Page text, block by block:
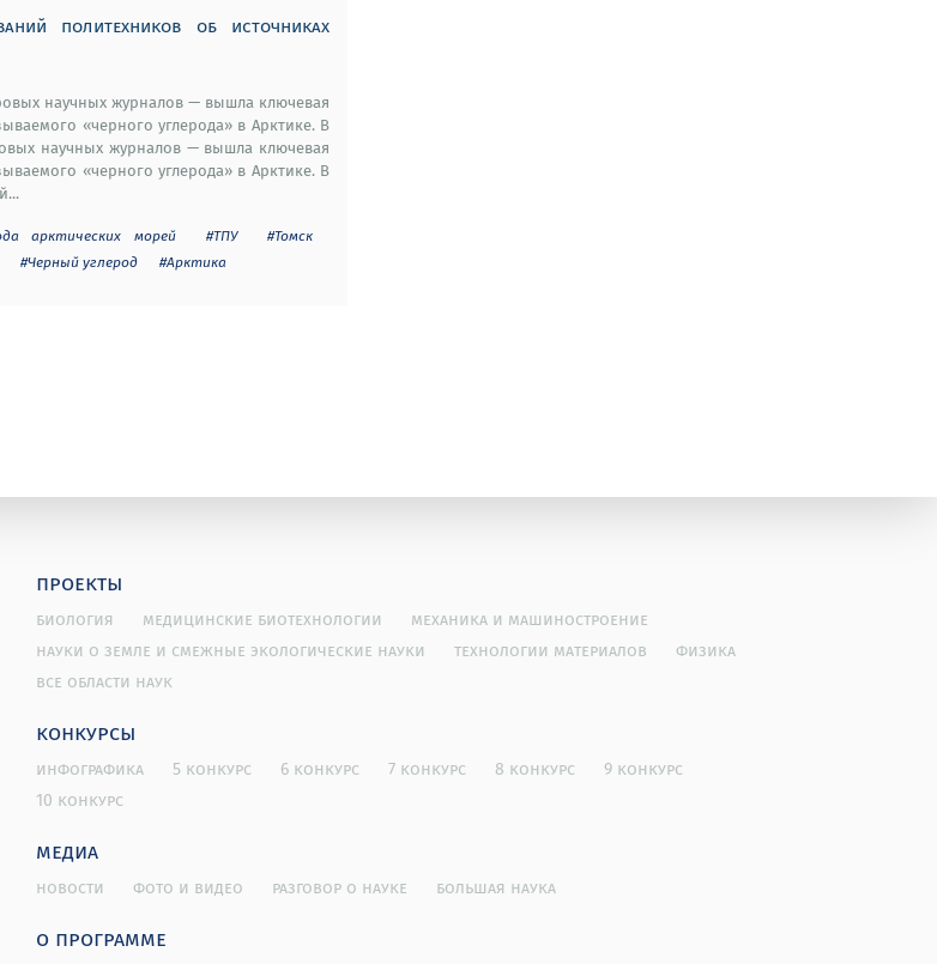
политехников об источниках
научных журналов — вышла ключевая
«черного углерода» в Арктике. В
научных журналов — вышла ключевая
«черного углерода» в Арктике. В
арктических морей #ТПУ
#Томск
#Черный углерод #Арктика
проекты
биология медицинские биотехнологии
механика и машиностроение
науки о земле и смежные экологические науки
технологии материалов
физика
все области наук
конкурсы
инфографика 5 конкурс 6 конкурс 7 конкурс 8 конкурс
9 конкурс
10 конкурс
медиа
новости фото и видео разговор о науке большая наука
о программе